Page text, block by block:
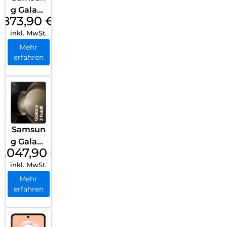
g Galaxy
S23 256
GB EE
Phanto
m Black
873,90 €
inkl. MwSt.
Mehr
erfahren
Samsun
g Galaxy
Z Fold5
512GB
Cream
€
inkl. MwSt.
Mehr
erfahren